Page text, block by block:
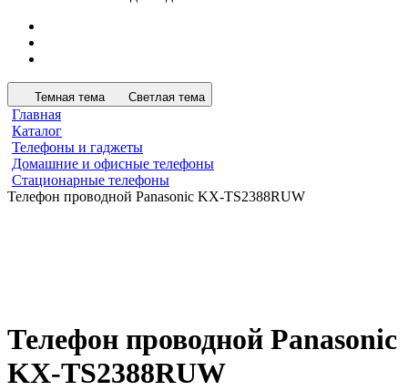
Темная тема Светлая тема
Главная
Каталог
Телефоны и гаджеты
Домашние и офисные телефоны
Стационарные телефоны
Телефон проводной Panasonic KX-TS2388RUW
Телефон проводной Panasonic
KX-TS2388RUW